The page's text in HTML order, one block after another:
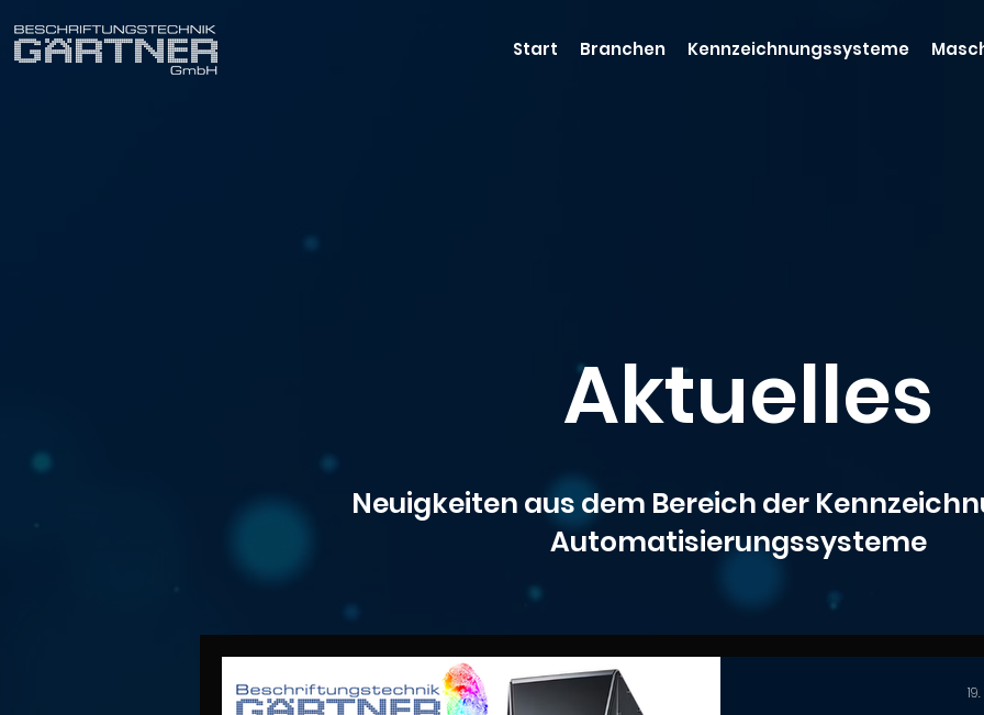
Start Branchen Kennzeichnungssysteme
Aktuelles
Neuigkeiten aus dem Bereich der
Automatisierungssysteme